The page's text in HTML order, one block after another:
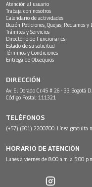
Atención al usuario
Trabaja con nosotros
Calendario de actividades
Buzón Peticiones, Quejas, Reclamos y
Trámites y Servicios
Directorio de Funcionarios
Estado de su solicitud
Términos y Condiciones
Entrega de Obsequios
DIRECCIÓN
Av. El Dorado Cr.45 # 26 - 33 Bogotá
Código Postal: 111321
TELÉFONOS
(+57) (601) 2200700. Línea gratuita
HORARIO DE ATENCIÓN
Lunes a viernes de 8:00 a.m. a 5:00